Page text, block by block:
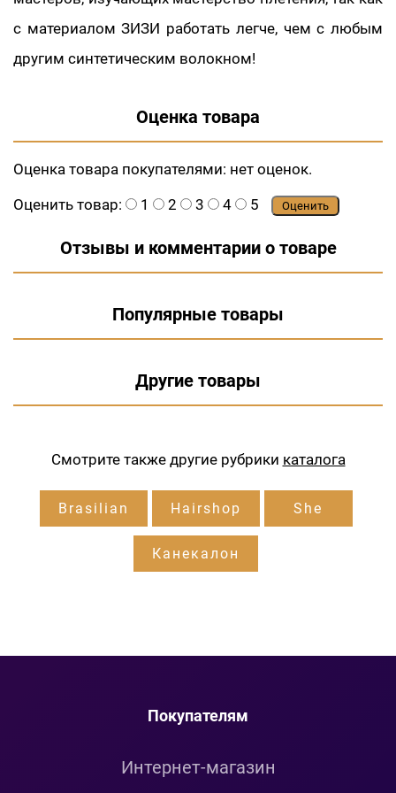
с материалом ЗИЗИ работать легче, чем с любым
другим синтетическим волокном!
Оценка товара
Оценка товара покупателями: нет оценок.
Оценить товар:
1 2 3 4 5 Оценить
Отзывы и комментарии о товаре
Популярные товары
Другие товары
Смотрите также другие рубрики каталога
Brasilian Hairshop She
Канекалон
Покупателям
Интернет-магазин